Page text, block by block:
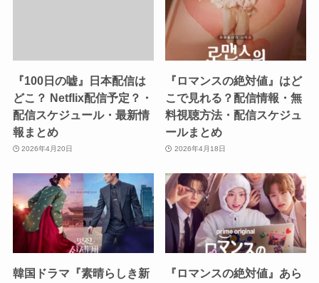
『100日の嘘』日本配信は
どこ？ Netflix配信予定？・
配信スケジュール・最新情
報まとめ
2026年4月20日
『ロマンスの絶対値』はど
こで見れる？配信情報・無
料視聴方法・配信スケジュ
ールまとめ
2026年4月18日
韓国ドラマ『素晴らしき新
『ロマンスの絶対値』あら